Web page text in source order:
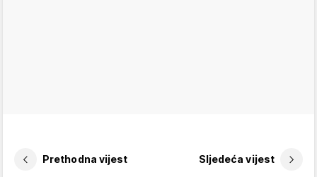
Prethodna vijest Sljedeća vijest